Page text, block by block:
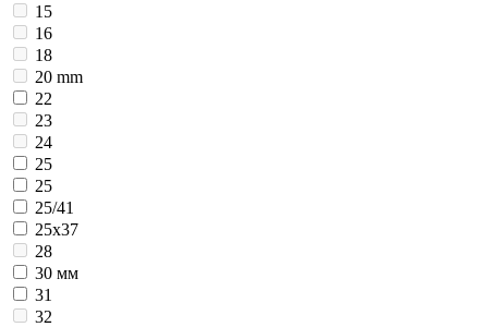
15
16
18
20 mm
22
23
24
25
25
25/41
25х37
28
30 мм
31
32